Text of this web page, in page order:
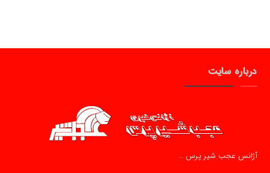
درباره سایت
آژانس عجب شیر پرس …